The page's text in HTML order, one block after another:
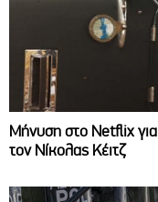
Μήνυση στο Netflix
τον Νίκολας Κέιτζ